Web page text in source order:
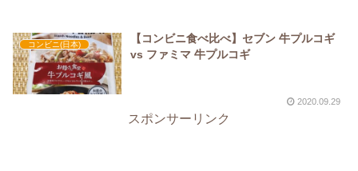
コンビニ(日本)
【コンビニ食べ比べ】セブン 牛プルコギ
vs ファミマ 牛プルコギ
2020.09.29
スポンサーリンク